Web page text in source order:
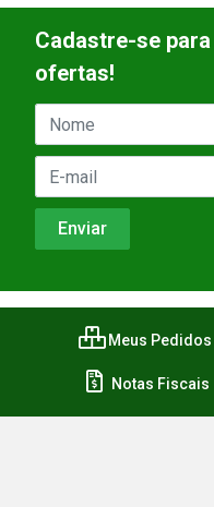
Cadastre-se
ofertas!
Meus Pedidos
Notas Fiscais